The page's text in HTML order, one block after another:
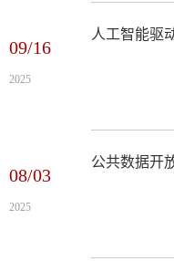
09/16
2025
08/03
2025